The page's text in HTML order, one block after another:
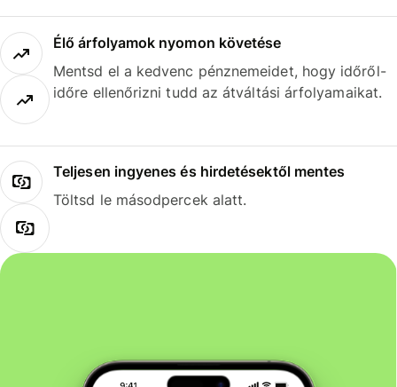
Élő árfolyamok nyomon követése
Mentsd el a kedvenc pénznemeidet, hogy időről-
időre ellenőrizni tudd az átváltási árfolyamaikat.
Teljesen ingyenes és hirdetésektől mentes
Töltsd le másodpercek alatt.